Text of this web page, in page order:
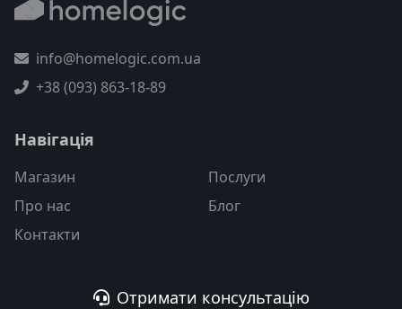
info@homelogic.com.ua
+38 (093) 863-18-89
Навігація
Магазин
Послуги
Про нас
Блог
Контакти
Отримати консультацію